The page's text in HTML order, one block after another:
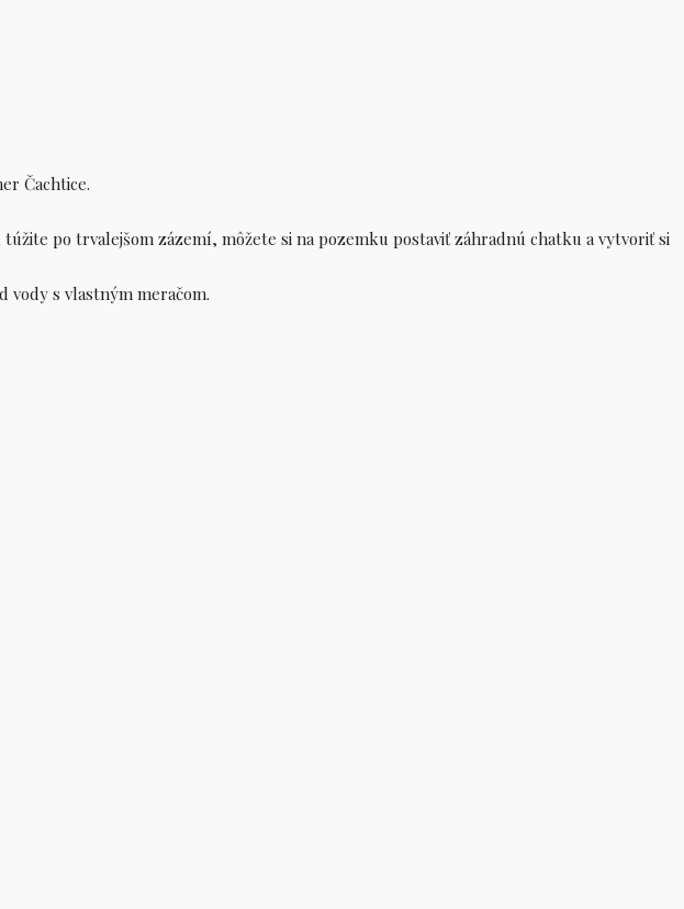
Čachtice.
po trvalejšom zázemí, môžete si na pozemku postaviť záhradnú chatku a vytvoriť si
vody s vlastným meračom.